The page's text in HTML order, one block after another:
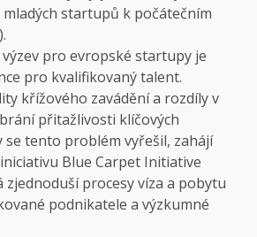
startupů k počátečním
výzev pro evropské startupy je
pro kvalifikovaný talent.
křížového zavádění a rozdíly v
přitažlivosti klíčových
se tento problém vyřešil, zahájí
Blue Carpet Initiative
zjednoduší procesy víza a pobytu
podnikatele a výzkumné